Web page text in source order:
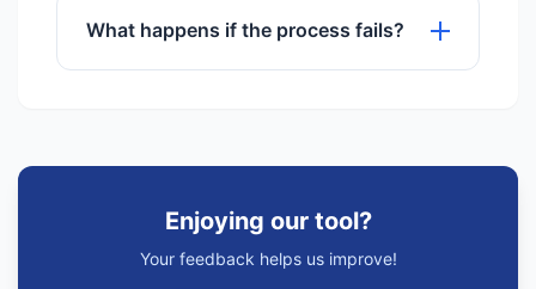
use any of our tools.
What happens if the process fails?
Enjoying our tool?
Your feedback helps us improve!